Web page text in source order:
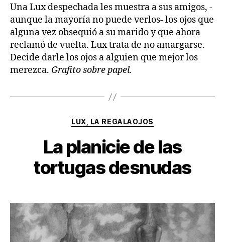
Una Lux despechada les muestra a sus amigos, -
aunque la mayoría no puede verlos- los ojos que
alguna vez obsequió a su marido y que ahora
reclamó de vuelta. Lux trata de no amargarse.
Decide darle los ojos a alguien que mejor los
merezca. Grafito sobre papel.
Categorías
LUX, LA REGALAOJOS
La planicie de las
tortugas desnudas